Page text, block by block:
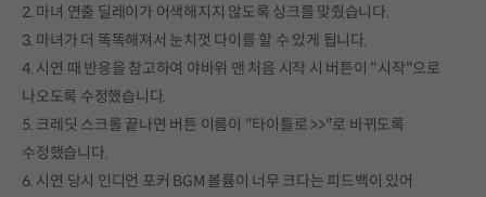
2. 마녀 연출 딜레이가 어색해지지 않도록 싱크를 맞췄습니다.
3. 마녀가 더 똑똑해져서 눈치껏 다이를 할 수 있게 됩니다.
4. 시연 때 반응을 참고하여 야바위 맨 처음 시작 시 버튼이 "시작"으로
나오도록 수정했습니다.
5. 크레딧 스크롤 끝나면 버튼 이름이 "타이틀로 >>"로 바뀌도록
수정했습니다.
6. 시연 당시 인디언 포커 BGM 볼륨이 너무 크다는 피드백이 있어